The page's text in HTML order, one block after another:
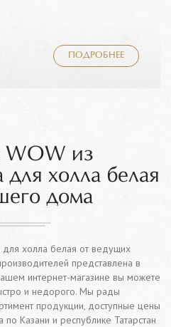
ПОДРОБНЕЕ
WOW из
для холла белая
дома
для холла белая от ведущих
представлена в
интернет-магазине вы можете
и недорого. Мы рады
продукции, доступные цены
Казани и республике Татарстан